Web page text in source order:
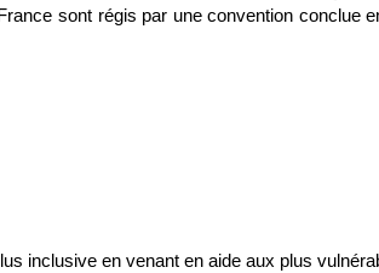
sont régis par une convention conclue
inclusive en venant en aide aux plus